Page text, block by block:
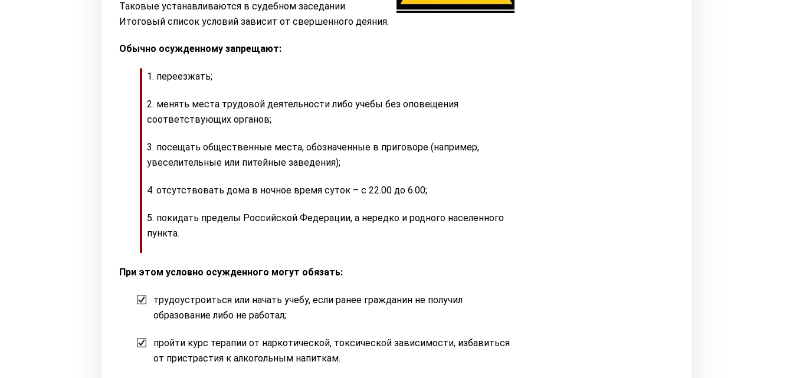
Таковые устанавливаются в судебном заседании.
Итоговый список условий зависит от свершенного деяния.
Обычно осужденному запрещают:
переезжать;
менять места трудовой деятельности либо учебы без оповещения
соответствующих органов;
посещать общественные места, обозначенные в приговоре (например,
увеселительные или питейные заведения);
отсутствовать дома в ночное время суток – с 22.00 до 6.00;
покидать пределы Российской Федерации, а нередко и родного населенного
пункта.
При этом условно осужденного могут обязать:
трудоустроиться или начать учебу, если ранее гражданин не получил
образование либо не работал;
пройти курс терапии от наркотической, токсической зависимости, избавиться
от пристрастия к алкогольным напиткам.